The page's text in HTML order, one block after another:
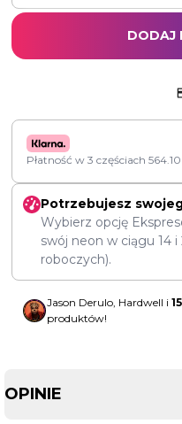
DODAJ
Płatność w 3 częściach 564.10
Potrzebujesz
Wybierz opcję
swój neon w ciągu 14 i
roboczych).
Jason Derulo, Hardwell i
produktów!
OPINIE